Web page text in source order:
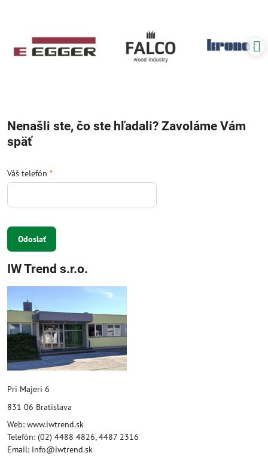
Nenašli ste, čo ste hľadali? Zavoláme Vám
späť
Váš telefón *
Odoslať
IW Trend s.r.o.
Pri Majeri 6
831 06 Bratislava
Web: www.iwtrend.sk
Telefón: (02) 4488 4826, 4487 2316
Email: info@iwtrend.sk